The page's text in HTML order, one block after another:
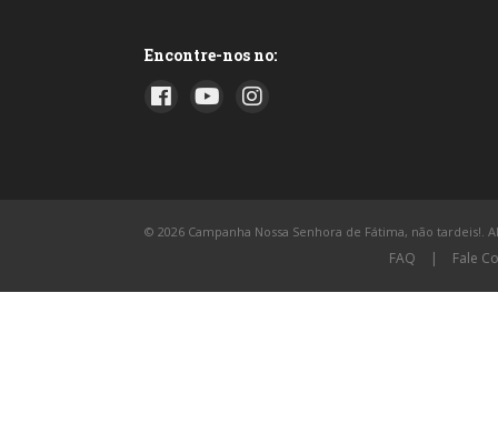
Encontre-nos no:
© 2026 Campanha Nossa Senhora de Fátima, não tardeis!.
FAQ | Fale